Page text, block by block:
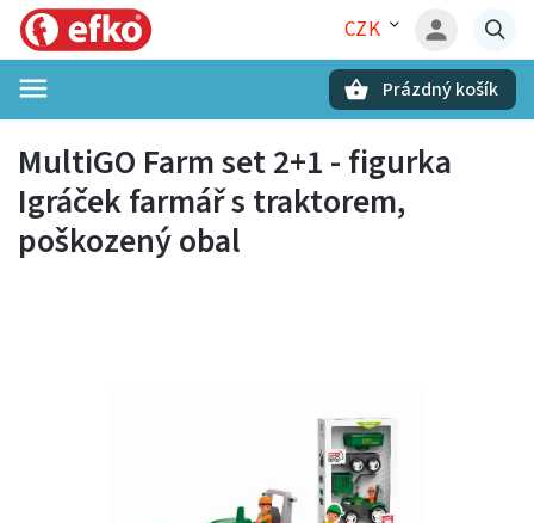
CZK
Prázdný košík
MultiGO Farm set 2+1 - figurka
Igráček farmář s traktorem,
poškozený obal